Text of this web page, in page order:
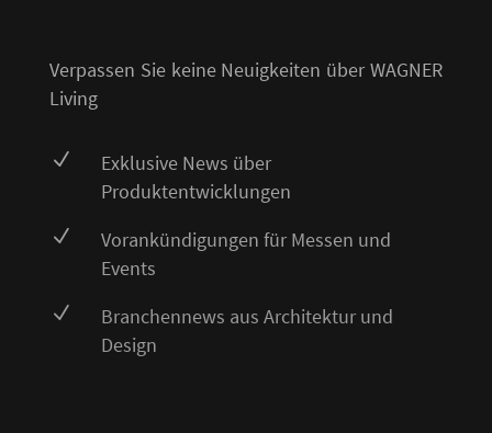
Verpassen Sie keine Neuigkeiten über WAGNER
Living
N
Exklusive News über
Produktentwicklungen
N
Vorankündigungen für Messen und
Events
N
Branchennews aus Architektur und
Design